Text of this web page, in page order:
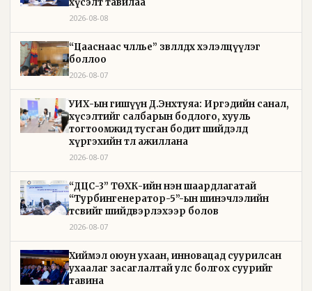
2026-08-08
“Цааснаас чөлөөлье” зөвлөлдөх хэлэлцүүлэг
боллоо
2026-08-07
УИХ-ын гишүүн Д.Энхтуяа: Иргэдийн санал,
хүсэлтийг салбарын бодлого, хууль
тогтоомжид тусган бодит шийдэлд
хүргэхийн төлөө ажиллана
2026-08-07
“ДЦС-3” ТӨХК-ийн нэн шаардлагатай
“Турбингенератор-5”-ын шинэчлэлийн
төсвийг шийдвэрлэхээр болов
2026-08-07
Хиймэл оюун ухаан, инновацад суурилсан
ухаалаг засаглалтай улс болгох суурийг
тавина